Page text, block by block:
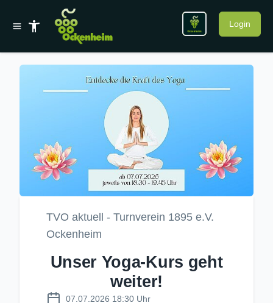
Login
TVO aktuell - Turnverein 1895 e.V.
Ockenheim
Unser Yoga-Kurs geht
weiter!
07.07.2026 18:30 Uhr